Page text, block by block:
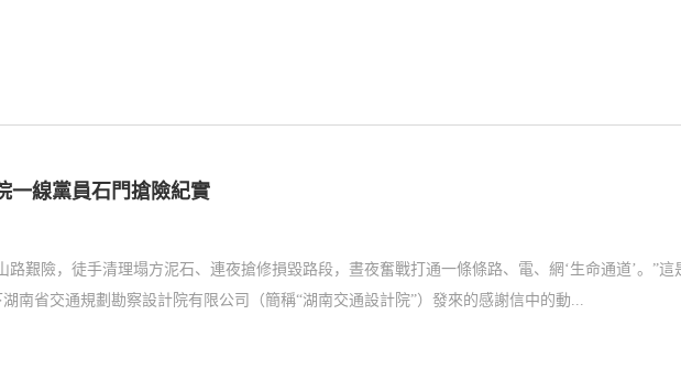
線黨員石門搶險紀實
艱險，徒手清理塌方泥石、連夜搶修損毀路段，晝夜奮戰打通一條條路、電、網‘生命通道’。”這
南省交通規劃勘察設計院有限公司（簡稱“湖南交通設計院”）發來的感謝信中的動...